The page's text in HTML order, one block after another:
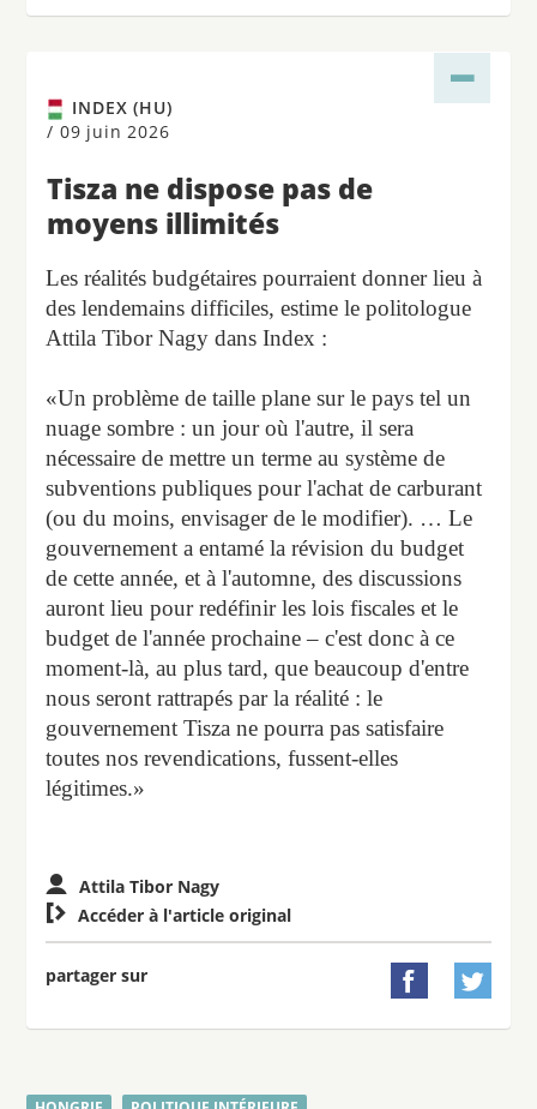
INDEX (HU)
/ 09 juin 2026
Tisza ne dispose pas de
moyens illimités
Les réalités budgétaires pourraient donner lieu à
des lendemains difficiles, estime le politologue
Attila Tibor Nagy dans Index :
«Un problème de taille plane sur le pays tel un
nuage sombre : un jour où l'autre, il sera
nécessaire de mettre un terme au système de
subventions publiques pour l'achat de carburant
(ou du moins, envisager de le modifier). … Le
gouvernement a entamé la révision du budget
de cette année, et à l'automne, des discussions
auront lieu pour redéfinir les lois fiscales et le
budget de l'année prochaine – c'est donc à ce
moment-là, au plus tard, que beaucoup d'entre
nous seront rattrapés par la réalité : le
gouvernement Tisza ne pourra pas satisfaire
toutes nos revendications, fussent-elles
légitimes.»
Attila Tibor Nagy
 Accéder à l'article original
partager sur  